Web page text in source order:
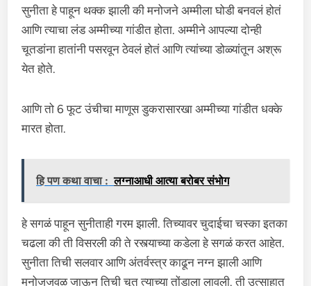
सुनीता हे पाहून थक्क झाली की मनोजने अम्मीला घोडी बनवलं होतं
आणि त्याचा लंड अम्मीच्या गांडीत होता. अम्मीने आपल्या दोन्ही
चूतडांना हातांनी पसरवून ठेवलं होतं आणि त्यांच्या डोळ्यांतून अश्रू
येत होते.
आणि तो 6 फूट उंचीचा माणूस डुकरासारखा अम्मीच्या गांडीत धक्के
मारत होता.
हि पण कथा वाचा : लग्नाआधी आत्या बरोबर संभोग
हे सगळं पाहून सुनीताही गरम झाली. तिच्यावर चुदाईचा चस्का इतका
चढला की ती विसरली की ते रस्त्याच्या कडेला हे सगळं करत आहेत.
सुनीता तिची सलवार आणि अंतर्वस्त्र काढून नग्न झाली आणि
मनोजजवळ जाऊन तिची चूत त्याच्या तोंडाला लावली. ती उत्साहात